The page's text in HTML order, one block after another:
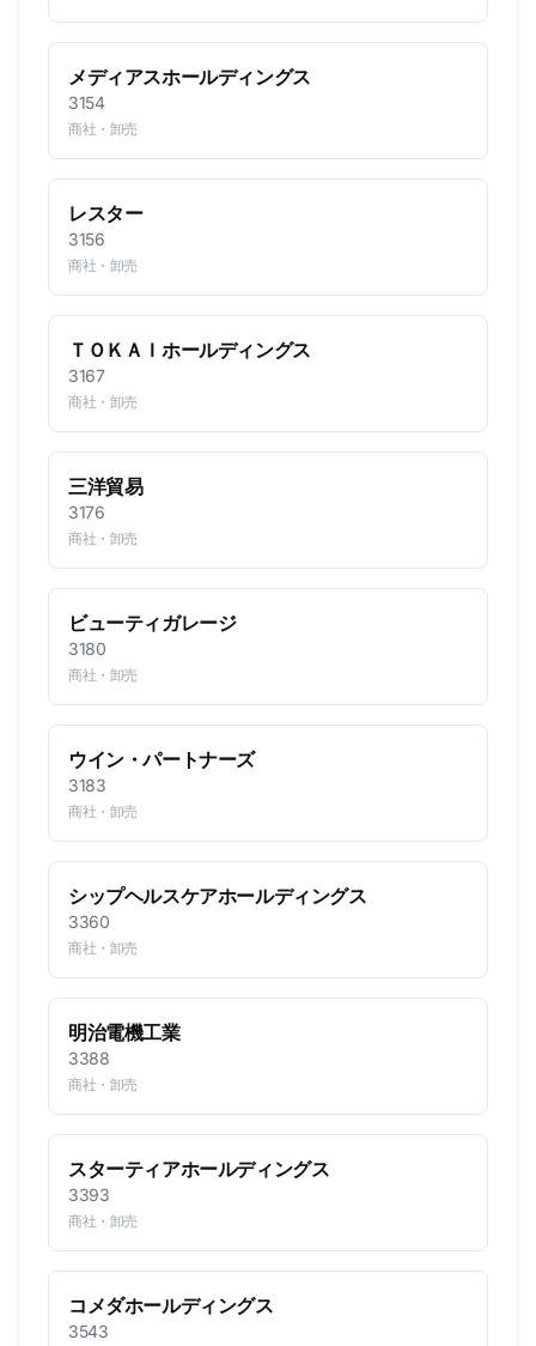
メディアスホールディングス
3154
商社・卸売
レスター
3156
商社・卸売
ＴＯＫＡＩホールディングス
3167
商社・卸売
三洋貿易
3176
商社・卸売
ビューティガレージ
3180
商社・卸売
ウイン・パートナーズ
3183
商社・卸売
シップヘルスケアホールディングス
3360
商社・卸売
明治電機工業
3388
商社・卸売
スターティアホールディングス
3393
商社・卸売
コメダホールディングス
3543